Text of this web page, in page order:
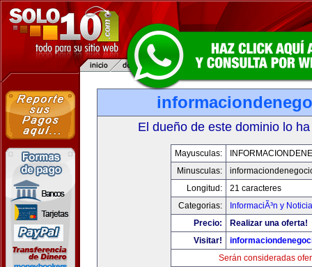
El dueño de este dominio lo
Mayusculas:
Minusculas:
Longitud:
21 caracteres
Categorias:
InformaciÃ³n y
Precio:
Realizar una oferta!
Visitar!
Serán consideradas